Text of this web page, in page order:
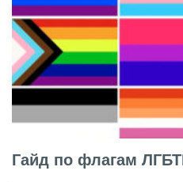
Гайд по флагам